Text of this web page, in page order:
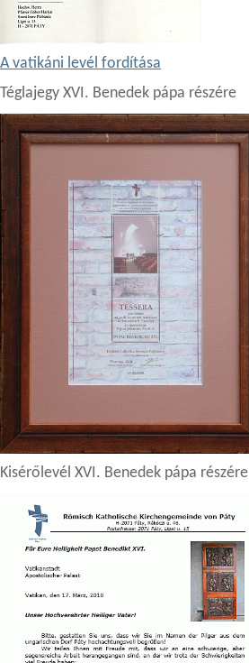
A vatikáni levél fordítása
Téglajegy XVI. Benedek pápa részére
Kisérőlevél XVI. Benedek pápa részére